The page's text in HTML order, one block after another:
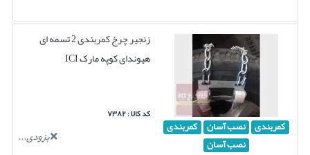
کمربندی نصب آسان کمربندی
نصب آسان
زنجیر چرخ کمربندی 2 تسمه ای
هیوندای کوپه مارک ICI
کد کالا : ۷۳۸۲
بزودی...